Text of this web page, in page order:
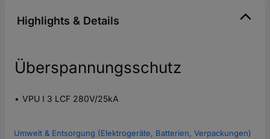
Highlights & Details
Überspannungsschutz
VPU I 3 LCF 280V/25kA
Umwelt & Entsorgung (Elektrogeräte, Batterien, Verpackungen)